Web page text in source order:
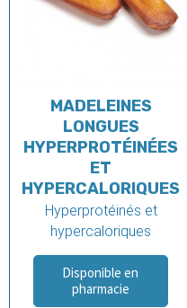
MADELEINES
LONGUES
HYPERPROTÉINÉES
ET
HYPERCALORIQUES
Hyperprotéinés et
hypercaloriques
Disponible en
pharmacie